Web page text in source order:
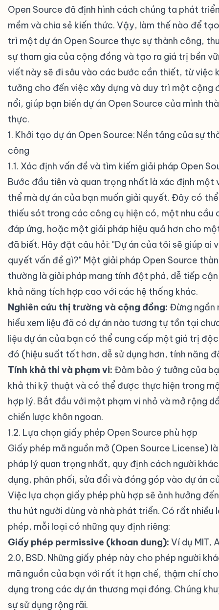
Open Source đã định hình cách chúng ta phát
mềm và chia sẻ kiến thức. Vậy, làm thế nào để
trì một dự án Open Source thực sự thành công,
sự tham gia của cộng đồng và tạo ra giá trị bền
viết này sẽ đi sâu vào các bước cần thiết, từ việc
tưởng cho đến việc xây dựng và duy trì một cộng
nổi, giúp bạn biến dự án Open Source của mình
thực.
1. Khởi tạo dự án Open Source: Nền tảng của sự
công
1.1. Xác định vấn đề và tìm kiếm giải pháp Open
Bước đầu tiên và quan trọng nhất là xác định một
thể mà dự án của bạn muốn giải quyết. Đây có
thiếu sót trong các công cụ hiện có, một nhu cầu
đáp ứng, hoặc một giải pháp hiệu quả hơn cho
đã biết. Hãy đặt câu hỏi: "Dự án của tôi sẽ giúp ai
quyết vấn đề gì?" Một giải pháp Open Source
thường là giải pháp mang tính đột phá, dễ tiếp
khả năng tích hợp cao với các hệ thống khác.
Nghiên cứu thị trường và cộng đồng: Đừng ngần
hiểu xem liệu đã có dự án nào tương tự tồn tại
liệu dự án của bạn có thể cung cấp một giá trị
đó (hiệu suất tốt hơn, dễ sử dụng hơn, tính năng
Tính khả thi và phạm vi: Đảm bảo ý tưởng của
khả thi kỹ thuật và có thể được thực hiện trong
hợp lý. Bắt đầu với một phạm vi nhỏ và mở rộng
chiến lược khôn ngoan.
1.2. Lựa chọn giấy phép Open Source phù hợp
Giấy phép mã nguồn mở (Open Source License)
pháp lý quan trọng nhất, quy định cách người
dụng, phân phối, sửa đổi và đóng góp vào dự án
Việc lựa chọn giấy phép phù hợp sẽ ảnh hưởng
thu hút người dùng và nhà phát triển. Có rất nhiều
phép, mỗi loại có những quy định riêng:
Giấy phép permissive (khoan dung): Ví dụ MIT,
2.0, BSD. Những giấy phép này cho phép người
mã nguồn của bạn với rất ít hạn chế, thậm chí
dụng trong các dự án thương mại đóng. Chúng
sự sử dụng rộng rãi.